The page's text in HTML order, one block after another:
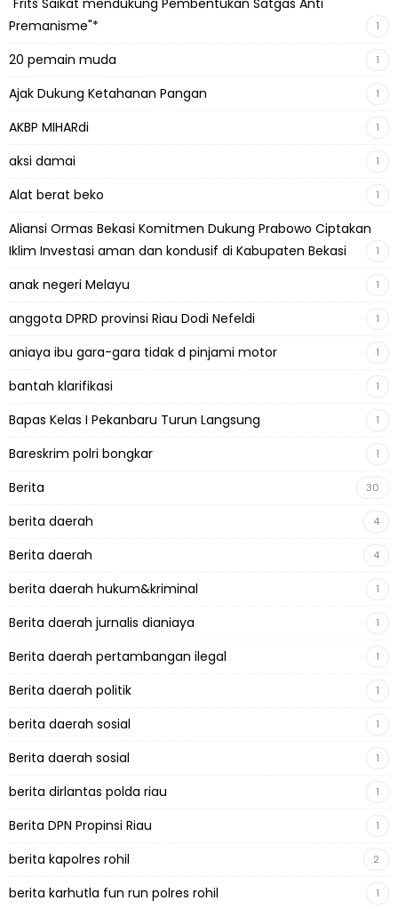
"Frits Saikat mendukung Pembentukan Satgas Anti
Premanisme"*
1
20 pemain muda 1
Ajak Dukung Ketahanan Pangan 1
AKBP MIHARdi 1
aksi damai 1
Alat berat beko 1
Aliansi Ormas Bekasi Komitmen Dukung Prabowo Ciptakan
Iklim Investasi aman dan kondusif di Kabupaten Bekasi
1
anak negeri Melayu 1
anggota DPRD provinsi Riau Dodi Nefeldi 1
aniaya ibu gara-gara tidak d pinjami motor 1
bantah klarifikasi 1
Bapas Kelas I Pekanbaru Turun Langsung 1
Bareskrim polri bongkar 1
Berita 30
berita daerah 4
Berita daerah 4
berita daerah hukum&kriminal 1
Berita daerah jurnalis dianiaya 1
Berita daerah pertambangan ilegal 1
Berita daerah politik 1
berita daerah sosial 1
Berita daerah sosial 1
berita dirlantas polda riau 1
Berita DPN Propinsi Riau 1
berita kapolres rohil 2
berita karhutla fun run polres rohil 1